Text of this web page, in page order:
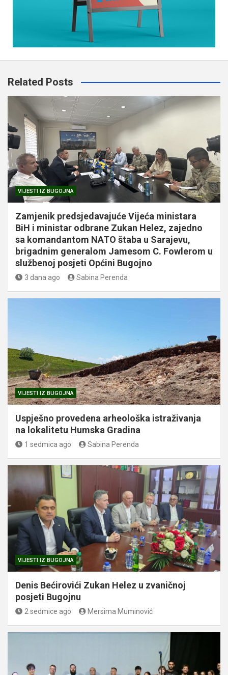
Related Posts
VIJESTI IZ BUGOJNA
Zamjenik predsjedavajuće Vijeća ministara
BiH i ministar odbrane Zukan Helez, zajedno
sa komandantom NATO štaba u Sarajevu,
brigadnim generalom Jamesom C. Fowlerom u
službenoj posjeti Općini Bugojno
3 dana ago Sabina Perenda
VIJESTI IZ BUGOJNA
Uspješno provedena arheološka istraživanja
na lokalitetu Humska Gradina
1 sedmica ago Sabina Perenda
VIJESTI IZ BUGOJNA
Denis Bećirovići Zukan Helez u zvaničnoj
posjeti Bugojnu
2 sedmice ago Mersima Muminović